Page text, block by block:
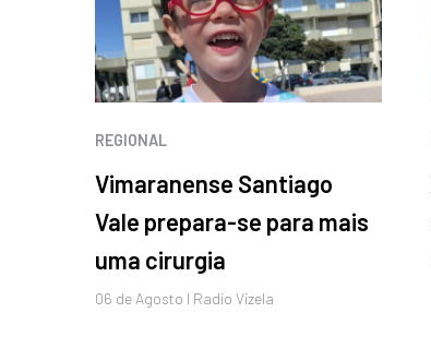
REGIONAL
Vimaranense Santiago
Vale prepara-se para mais
uma cirurgia
06 de Agosto I Radio Vizela